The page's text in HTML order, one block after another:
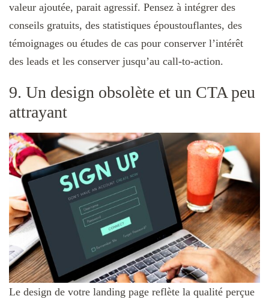
valeur ajoutée, parait agressif. Pensez à intégrer des
conseils gratuits, des statistiques époustouflantes, des
témoignages ou études de cas pour conserver l’intérêt
des leads et les conserver jusqu’au call-to-action.
9. Un design obsolète et un CTA peu
attrayant
Le design de votre landing page reflète la qualité perçue